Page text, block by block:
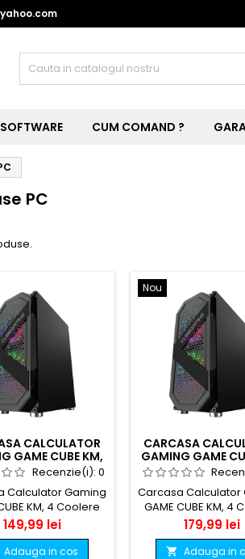
SOFTWARE CUM COMAND ?
PC
CALCULATOR
GAME CUBE KM,
RGB
CULORI LA
BUTON
Recenzie(i): 0
Calculator Gaming
KM, 4 Coolere
schimbare culori la
buton
Pret
149,99 lei
Adauga in cos
Nou
CARCASA
GAMING GAME
4 COOLERE
Carcasa Calculator
GAME CUBE KM, 4
ARGB,
Pret
179,99 lei
 Adauga in